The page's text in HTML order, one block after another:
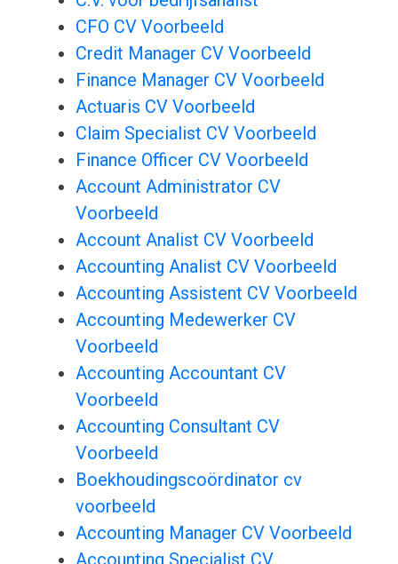
CFO CV Voorbeeld
Credit Manager CV Voorbeeld
Finance Manager CV Voorbeeld
Actuaris CV Voorbeeld
Claim Specialist CV Voorbeeld
Finance Officer CV Voorbeeld
Account Administrator CV
Voorbeeld
Account Analist CV Voorbeeld
Accounting Analist CV Voorbeeld
Accounting Assistent CV Voorbeeld
Accounting Medewerker CV
Voorbeeld
Accounting Accountant CV
Voorbeeld
Accounting Consultant CV
Voorbeeld
Boekhoudingscoördinator cv
voorbeeld
Accounting Manager CV Voorbeeld
Accounting Specialist CV